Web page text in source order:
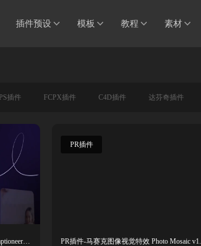
插件预设 模板 教程 素材
PS插件 FCPX插件 C4D插件 达芬奇插件
PR脚本-旁白对白字幕文字标题动画 Captioneer V1.7.2
PR插件